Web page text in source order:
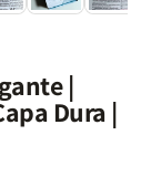
|
Dura |